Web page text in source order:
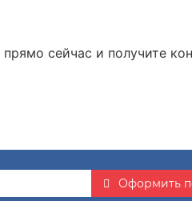
сейчас и получите
Оформить